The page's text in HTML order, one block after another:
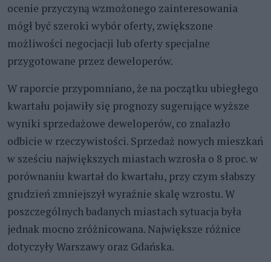
ocenie przyczyną wzmożonego zainteresowania
mógł być szeroki wybór oferty, zwiększone
możliwości negocjacji lub oferty specjalne
przygotowane przez deweloperów.
W raporcie przypomniano, że na początku ubiegłego
kwartału pojawiły się prognozy sugerujące wyższe
wyniki sprzedażowe deweloperów, co znalazło
odbicie w rzeczywistości. Sprzedaż nowych mieszkań
w sześciu największych miastach wzrosła o 8 proc. w
porównaniu kwartał do kwartału, przy czym słabszy
grudzień zmniejszył wyraźnie skalę wzrostu. W
poszczególnych badanych miastach sytuacja była
jednak mocno zróżnicowana. Największe różnice
dotyczyły Warszawy oraz Gdańska.